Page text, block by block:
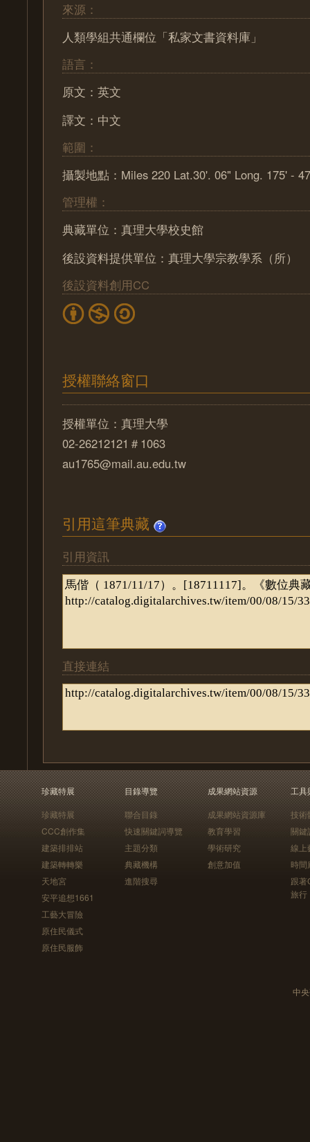
來源：
人類學組共通欄位「私家文書資料庫」
語言：
原文：英文
譯文：中文
範圍：
攝製地點：Miles 220 Lat.30'. 06" Long. 175' -
管理權：
典藏單位：真理大學校史館
後設資料提供單位：真理大學宗教學系（所）
後設資料創用CC
授權聯絡窗口
授權單位：真理大學
02-26212121＃1063
au1765@mail.au.edu.tw
引用這筆典藏
引用資訊
直接連結
珍藏特展
珍藏特展
CCC創作集
建築排排站
建築轉轉樂
天地宮
安平追想1661
工藝大冒險
原住民儀式
原住民服飾
目錄導覽
聯合目錄
快速關鍵詞導覽
主題分類
典藏機構
進階搜尋
成果網站資源
成果網站資源庫
教育學習
學術研究
創意加值
工具
技術
關鍵
線上
時間
跟
旅行
中